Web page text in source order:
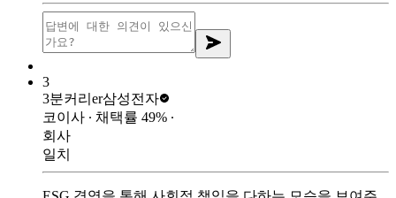
3
3분커리er삼성전자
코이사 ∙ 채택률 49% ∙
회사
일치